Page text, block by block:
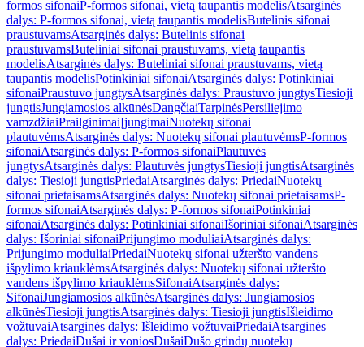
formos sifonaiP-formos sifonai, vietą taupantis modelisAtsarginės
dalys: P-formos sifonai, vietą taupantis modelisButelinis sifonai
praustuvamsAtsarginės dalys: Butelinis sifonai
praustuvamsButeliniai sifonai praustuvams, vietą taupantis
modelisAtsarginės dalys: Buteliniai sifonai praustuvams, vietą
taupantis modelisPotinkiniai sifonaiAtsarginės dalys: Potinkiniai
sifonaiPraustuvo jungtysAtsarginės dalys: Praustuvo jungtysTiesioji
jungtisJungiamosios alkūnėsDangčiaiTarpinėsPersiliejimo
vamzdžiaiPrailginimaiĮjungimaiNuotekų sifonai
plautuvėmsAtsarginės dalys: Nuotekų sifonai plautuvėmsP-formos
sifonaiAtsarginės dalys: P-formos sifonaiPlautuvės
jungtysAtsarginės dalys: Plautuvės jungtysTiesioji jungtisAtsarginės
dalys: Tiesioji jungtisPriedaiAtsarginės dalys: PriedaiNuotekų
sifonai prietaisamsAtsarginės dalys: Nuotekų sifonai prietaisamsP-
formos sifonaiAtsarginės dalys: P-formos sifonaiPotinkiniai
sifonaiAtsarginės dalys: Potinkiniai sifonaiIšoriniai sifonaiAtsarginės
dalys: Išoriniai sifonaiPrijungimo moduliaiAtsarginės dalys:
Prijungimo moduliaiPriedaiNuotekų sifonai užteršto vandens
išpylimo kriauklėmsAtsarginės dalys: Nuotekų sifonai užteršto
vandens išpylimo kriauklėmsSifonaiAtsarginės dalys:
SifonaiJungiamosios alkūnėsAtsarginės dalys: Jungiamosios
alkūnėsTiesioji jungtisAtsarginės dalys: Tiesioji jungtisIšleidimo
vožtuvaiAtsarginės dalys: Išleidimo vožtuvaiPriedaiAtsarginės
dalys: PriedaiDušai ir voniosDušaiDušo grindų nuotekų